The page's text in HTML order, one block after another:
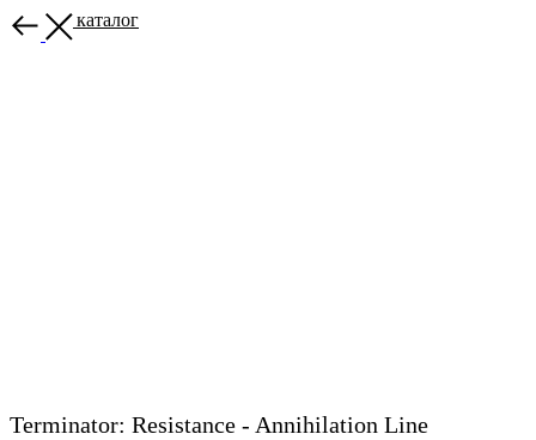
Назад в каталог
Terminator: Resistance - Annihilation Line